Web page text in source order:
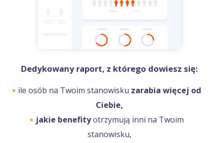
Dedykowany raport, z którego dowiesz się:
ile osób na Twoim stanowisku zarabia więcej od
Ciebie,
jakie benefityotrzymują inni na Twoim
stanowisku,